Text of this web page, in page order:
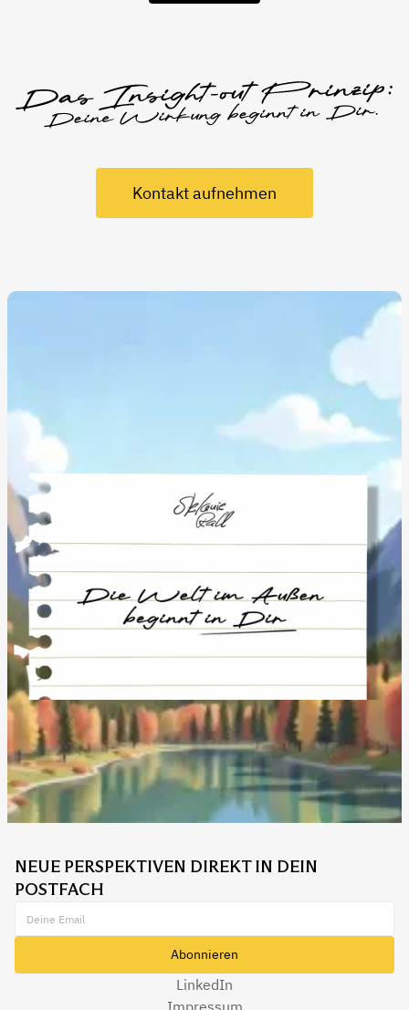
Kontakt aufnehmen
NEUE PERSPEKTIVEN DIREKT IN DEIN
POSTFACH
LinkedIn
Impressum